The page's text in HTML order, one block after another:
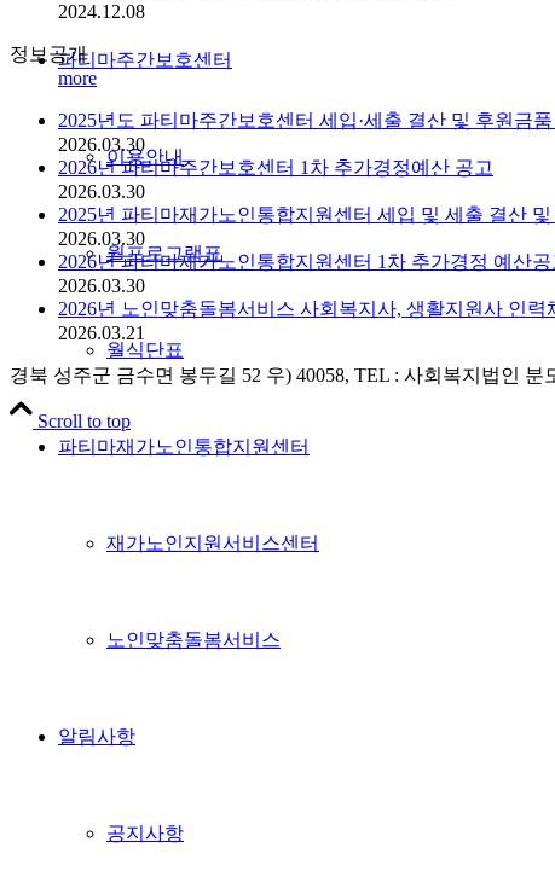
파티마주간보호센터
이용안내
월프로그램표
월식단표
파티마재가노인통합지원센터
재가노인지원서비스센터
노인맞춤돌봄서비스
알림사항
공지사항
2024.12.08
정보공개
more
2025년도 파티마주간보호센터 세입·세출 결산 및 후원금
2026.03.30
2026년 파티마주간보호센터 1차 추가경정예산 공고
2026.03.30
2025년 파티마재가노인통합지원센터 세입 및 세출 결산
2026.03.30
2026년 파티마재가노인통합지원센터 1차 추가경정 예산공
2026.03.30
2026년 노인맞춤돌봄서비스 사회복지사, 생활지원사 인력
2026.03.21
경북 성주군 금수면 봉두길 52 우) 40058, TEL : 사회복지법인 분
Scroll to top